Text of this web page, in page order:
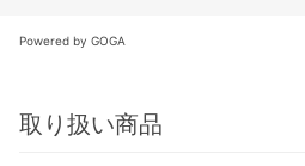
Powered by GOGA
取り扱い商品